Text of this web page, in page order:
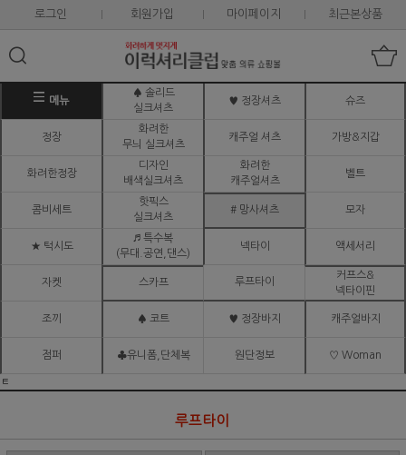
로그인 회원가입 마이페이지 최근본상품
메뉴
♠ 솔리드
실크셔츠
♥ 정장셔츠 슈즈
정장
화려한
무늬 실크셔츠
캐주얼 셔츠 가방&지갑
화려한정장
디자인
배색실크셔츠
화려한
캐주얼셔츠
벨트
콤비세트
핫픽스
실크셔츠
# 망사셔츠 모자
★ 턱시도
♬ 특수복
(무대.공연,댄스)
넥타이 액세서리
자켓 스카프 루프타이
커프스&
넥타이핀
조끼 ♠ 코트 ♥ 정장바지 캐주얼바지
점퍼 ♣유니폼,단체복 원단정보 ♡ Woman
ㅌ
루프타이